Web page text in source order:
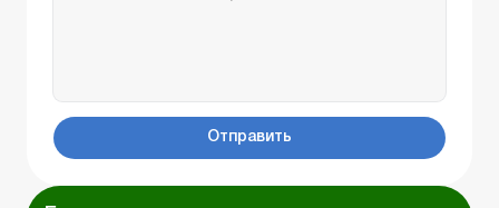
Отправить